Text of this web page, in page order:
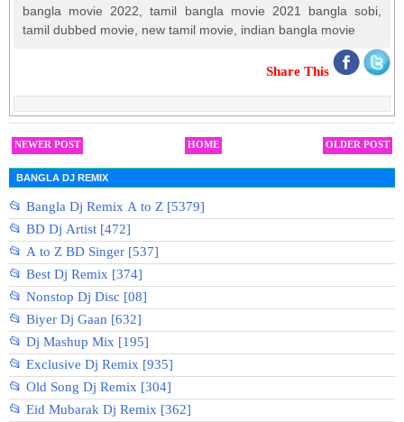
bangla movie 2022, tamil bangla movie 2021 bangla sobi,
tamil dubbed movie, new tamil movie, indian bangla movie
Share This
NEWER POST OLDER POST
HOME
BANGLA DJ REMIX
📂 Bangla Dj Remix A to Z [5379]
📂 BD Dj Artist [472]
📂 A to Z BD Singer [537]
📂 Best Dj Remix [374]
📂 Nonstop Dj Disc [08]
📂 Biyer Dj Gaan [632]
📂 Dj Mashup Mix [195]
📂 Exclusive Dj Remix [935]
📂 Old Song Dj Remix [304]
📂 Eid Mubarak Dj Remix [362]